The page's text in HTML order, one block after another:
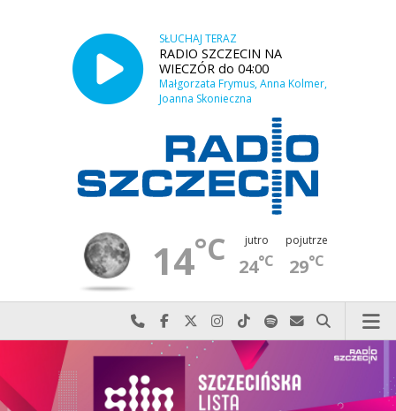
SŁUCHAJ TERAZ
RADIO SZCZECIN NA
WIECZÓR do 04:00
Małgorzata Frymus, Anna Kolmer,
Joanna Skonieczna
14°C jutro
24°C
pojutrze
29°C
Najlepiej po prostu do nas zadzwoń
Odwiedź nas na Facebook-u
Odwiedź nas na X
Odwiedź nas na Instagram-ie
Odwiedź nas na TikTok-u
Szukaj nas na Spotify
Wyślij do nas
Szukaj